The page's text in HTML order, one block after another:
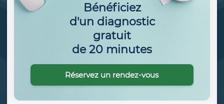
Bénéficiez
d'un diagnostic
gratuit
de 20 minutes
Réservez un rendez-vous